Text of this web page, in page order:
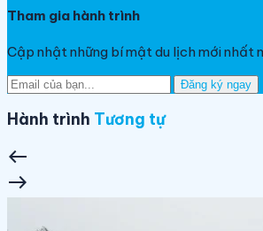
Tham gia hành trình
Cập nhật những bí mật du lịch mới nhất
Đăng ký ngay
Hành trình Tương tự
west
east